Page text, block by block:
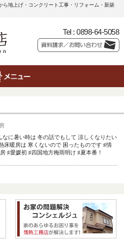
ら地上げ・コンクリート工事・リフォーム・新築
Tel : 0898-64-5058
なに暑い時は 冬の話でもして 涼しくなりたい
床暖房は 寒くないので 困ったものです ♯情
♯愛媛初 ♯四国地方梅雨明け ♯夏本番！